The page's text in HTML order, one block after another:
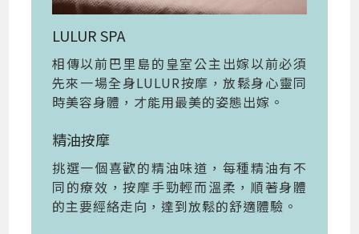
LULUR SPA
相傳以前巴里島的皇室公主出嫁以前必須
先來一場全身LULUR按摩，放鬆身心靈同
時美容身體，才能用最美的姿態出嫁。
精油按摩
挑選一個喜歡的精油味道，每種精油有不
同的療效，按摩手勁輕而溫柔，順著身體
的主要經絡走向，達到放鬆的舒適體驗。